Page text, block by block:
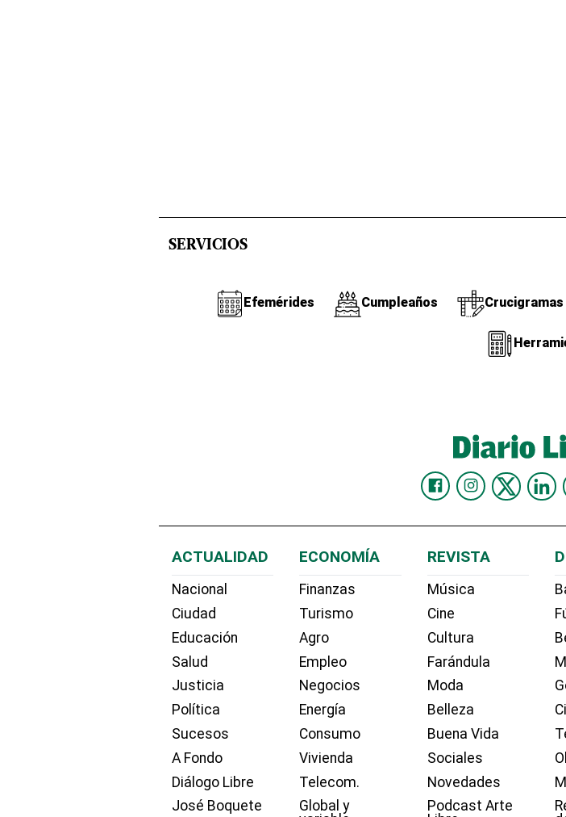
SERVICIOS
Efemérides Cumpleaños Crucigramas
ACTUALIDAD
Nacional
Ciudad
Educación
Salud
Justicia
Política
Sucesos
A Fondo
Diálogo Libre
José Boquete
ECONOMÍA
Finanzas
Turismo
Agro
Empleo
Negocios
Energía
Consumo
Vivienda
Telecom.
Global y
REVISTA
Música
Cine
Cultura
Farándula
Moda
Belleza
Buena Vida
Sociales
Novedades
Podcast Arte